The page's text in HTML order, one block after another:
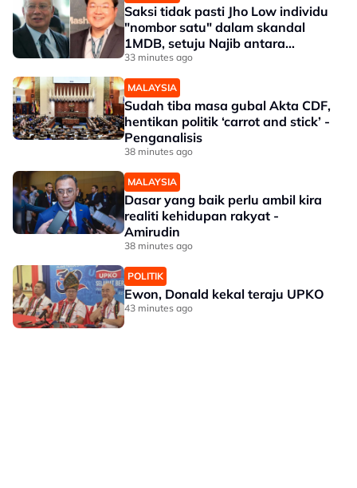
Saksi tidak pasti Jho Low individu
"nombor satu" dalam skandal
1MDB, setuju Najib antara
penerima dana
33 minutes ago
MALAYSIA
Sudah tiba masa gubal Akta CDF,
hentikan politik ‘carrot and stick’ -
Penganalisis
38 minutes ago
MALAYSIA
Dasar yang baik perlu ambil kira
realiti kehidupan rakyat -
Amirudin
38 minutes ago
POLITIK
Ewon, Donald kekal teraju UPKO
43 minutes ago